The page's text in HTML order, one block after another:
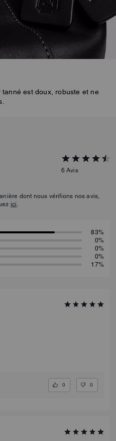
tanné est doux, robuste et ne
6 Avis
dont nous vérifions nos avis,
ici
83%
0%
0%
0%
17%
0 0